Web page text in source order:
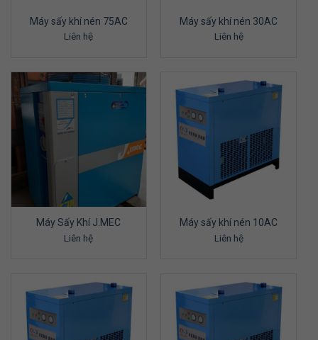
Máy sấy khí nén 75AC
Liên hệ
Máy sấy khí nén 30AC
Liên hệ
Máy Sấy Khí J.MEC
Liên hệ
Máy sấy khí nén 10AC
Liên hệ